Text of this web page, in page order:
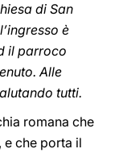
di San
è
il parroco
Alle
tutti.
romana che
e che porta il